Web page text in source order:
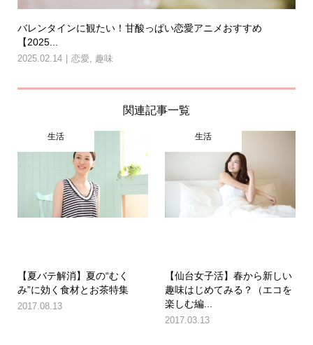
バレンタインに観たい！甘酸っぱい恋愛アニメおすすめ
【2025...
2025.02.14 恋愛 趣味
関連記事一覧
生活
【夏バテ解消】夏の“むく
み”に効く食材とお茶特集
2017.08.13
生活
【仙台女子活】春から新しい
趣味はじめてみる？（エコを
楽しむ編...
2017.03.13